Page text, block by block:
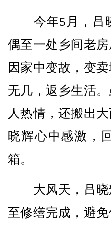
今年5月，吕晓
偶至一处乡间老
因家中变故，变
无几，返乡生活
人热情，还搬出
晓辉心中感激，
箱。
大风天，吕晓
至修缮完成，避